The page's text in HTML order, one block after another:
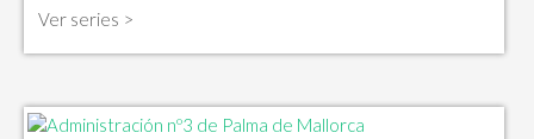
Ver series >